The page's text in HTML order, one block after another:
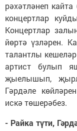
рәхәтләнеп
концертлар
Концертлар
йөртә үзләрен.
талантлы
артист булып
җыелышып,
Гәрдәле
искә төшерәбез.
- Райка түти,